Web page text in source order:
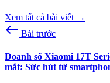
Xem tất cả bài viết →
west Bài trước
Doanh số Xiaomi 17T
mắt: Sức hút từ